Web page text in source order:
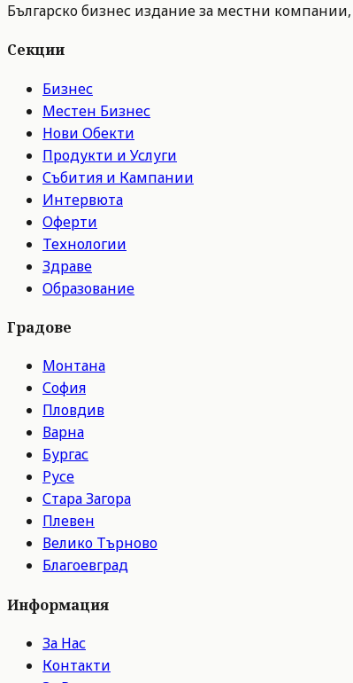
Българско бизнес издание за местни
Секции
Бизнес
Местен Бизнес
Нови Обекти
Продукти и Услуги
Събития и Кампании
Интервюта
Оферти
Технологии
Здраве
Образование
Градове
Монтана
София
Пловдив
Варна
Бургас
Русе
Стара Загора
Плевен
Велико Търново
Благоевград
Информация
За Нас
Контакти